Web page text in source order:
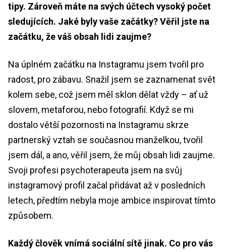
tipy. Zároveň máte na svých účtech vysoký počet
sledujících. Jaké byly vaše začátky? Věřil jste na
začátku, že váš obsah lidi zaujme?
Na úplném začátku na Instagramu jsem tvořil pro
radost, pro zábavu. Snažil jsem se zaznamenat svět
kolem sebe, což jsem měl sklon dělat vždy – ať už
slovem, metaforou, nebo fotografií. Když se mi
dostalo větší pozornosti na Instagramu skrze
partnerský vztah se současnou manželkou, tvořil
jsem dál, a ano, věřil jsem, že můj obsah lidi zaujme.
Svoji profesi psychoterapeuta jsem na svůj
instagramový profil začal přidávat až v posledních
letech, předtím nebyla moje ambice inspirovat tímto
způsobem.
Každý člověk vnímá sociální sítě jinak. Co pro vás